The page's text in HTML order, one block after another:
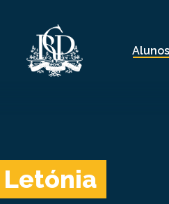
Alunos
Letónia